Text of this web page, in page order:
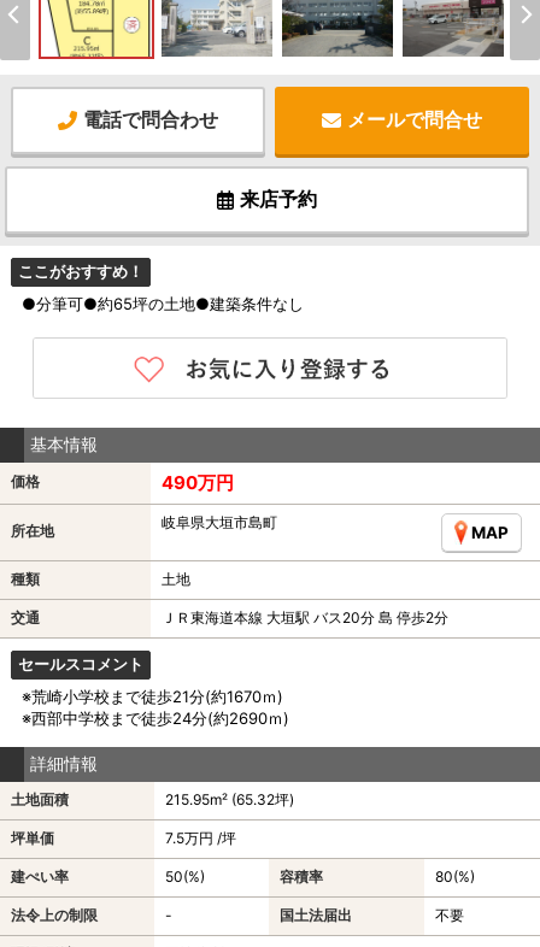
電話で問合わせ メールで問合せ
来店予約
ここがおすすめ！
●分筆可●約65坪の土地●建築条件なし
基本情報
価格 490万円
所在地 岐阜県大垣市島町
MAP
種類 土地
交通 ＪＲ東海道本線 大垣駅 バス20分 島 停歩2分
セールスコメント
※荒崎小学校まで徒歩21分(約1670ｍ)
※西部中学校まで徒歩24分(約2690ｍ)
詳細情報
土地面積 215.95m² (65.32坪)
坪単価 7.5万円 /坪
建ぺい率 50(%) 容積率 80(%)
法令上の制限 - 国土法届出 不要